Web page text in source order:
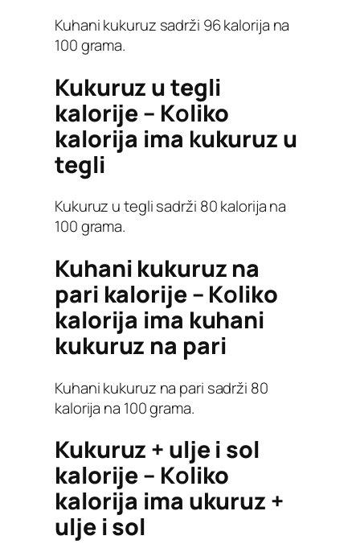
Kuhani kukuruz sadrži 96 kalorija na
100 grama.
Kukuruz u tegli
kalorije – Koliko
kalorija ima kukuruz u
tegli
Kukuruz u tegli sadrži 80 kalorija na
100 grama.
Kuhani kukuruz na
pari kalorije – Koliko
kalorija ima kuhani
kukuruz na pari
Kuhani kukuruz na pari sadrži 80
kalorija na 100 grama.
Kukuruz + ulje i sol
kalorije – Koliko
kalorija ima ukuruz +
ulje i sol